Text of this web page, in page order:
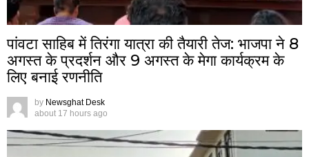
पांवटा साहिब में तिरंगा यात्रा की तैयारी तेज: भाजपा ने 8
अगस्त के प्रदर्शन और 9 अगस्त के मेगा कार्यक्रम के
लिए बनाई रणनीति
by Newsghat Desk
about 17 hours ago